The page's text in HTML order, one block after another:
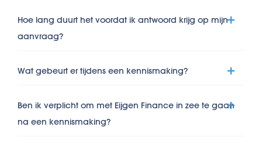
Hoe lang duurt het voordat ik antwoord krijg op mijn
aanvraag?
Wat gebeurt er tijdens een kennismaking?
Ben ik verplicht om met Eijgen Finance in zee te gaan
na een kennismaking?